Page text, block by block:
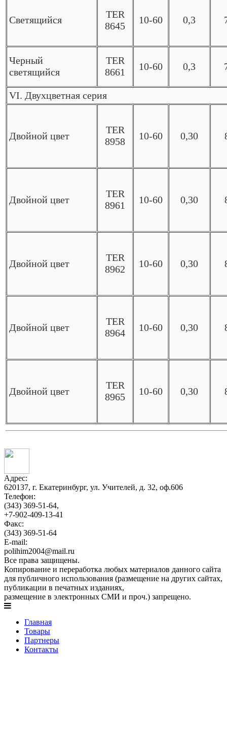
Светящийся
TER
8645
10-60 0,3
Черный
светящийся
TER
8661
10-60 0,3
VI. Двухцветная серия
Двойной цвет
TER
8958
10-60 0,30
Двойной цвет
TER
8961
10-60 0,30
Двойной цвет
TER
8962
10-60 0,30
Двойной цвет
TER
8964
10-60 0,30
Двойной цвет
TER
8965
10-60 0,30
Адрес:
620137, г. Екатеринбург, ул. Учителей, д. 32, оф.606
Телефон:
(343) 369-51-64,
+7-902-409-13-41
Факс:
(343) 369-51-64
E-mail:
polihim2004@mail.ru
Все права защищены.
Копирование и переработка любых материалов данного сайта
для публичного использования (размещение на других сайтах,
публикации в печатных изданиях,
размещение в электронных СМИ и проч.) запрещено.
Главная
Товары
Партнеры
Контакты